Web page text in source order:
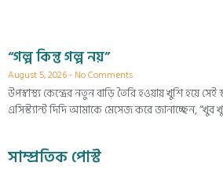
“গল্প কিন্তু গল্প নয়”
August 5, 2026 No Comments
উপস্বাস্থ্য কেন্দ্রের নতুন বাড়ি তৈরি হওয়ায় খুশি হয়ে সেই
এসিস্ট্যান্ট দিদি আমাকে মেসেজ করে জানাচ্ছেন,
সাম্প্রতিক পোস্ট